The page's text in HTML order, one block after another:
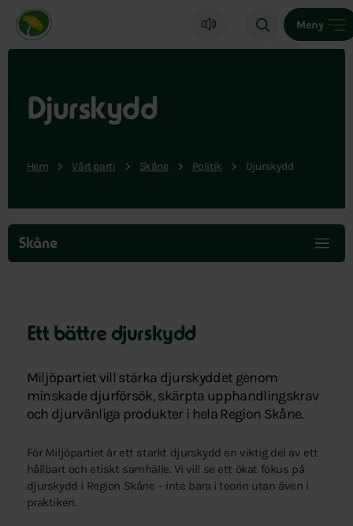
Miljöpartiet de gröna, startsida
Meny
Djurskydd
Hem Vårt parti Skåne Politik Djurskydd
Hoppa
över
menyn
Skåne
Ett bättre djurskydd
Miljöpartiet vill stärka djurskyddet genom
minskade djurförsök, skärpta upphandlingskrav
och djurvänliga produkter i hela Region Skåne.
För Miljöpartiet är ett starkt djurskydd en viktig del av ett
hållbart och etiskt samhälle. Vi vill se ett ökat fokus på
djurskydd i Region Skåne – inte bara i teorin utan även i
praktiken.